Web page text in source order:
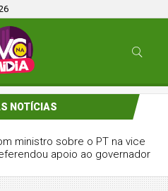
NOTÍCIAS
ministro sobre o PT na vice
apoio ao governador